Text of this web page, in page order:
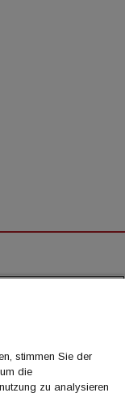
stimmen Sie der
die
zu analysieren